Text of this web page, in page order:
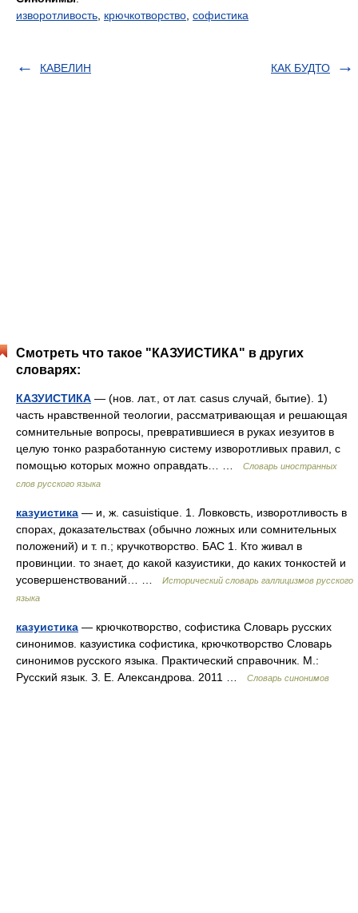
изворотливость крючкотворство софистика
КАВЕЛИН КАК БУДТО
Смотреть что такое "КАЗУИСТИКА" в других
словарях:
КАЗУИСТИКА — (нов. лат., от лат. casus случай, бытие). 1)
часть нравственной теологии, рассматривающая и решающая
сомнительные вопросы, превратившиеся в руках иезуитов в
целую тонко разработанную систему изворотливых правил, с
помощью которых можно оправдать… …
Словарь иностранных
слов русского языка
казуистика — и, ж. casuistique. 1. Ловковсть, изворотливость в
спорах, доказательствах (обычно ложных или сомнительных
положений) и т. п.; кручкотворство. БАС 1. Кто живал в
провинции. то знает, до какой казуистики, до каких тонкостей и
усовершенствований… …
Исторический словарь галлицизмов русского
языка
казуистика — крючкотворство, софистика Словарь русских
синонимов. казуистика софистика, крючкотворство Словарь
синонимов русского языка. Практический справочник. М.:
Русский язык. З. Е. Александрова. 2011 …
Словарь синонимов